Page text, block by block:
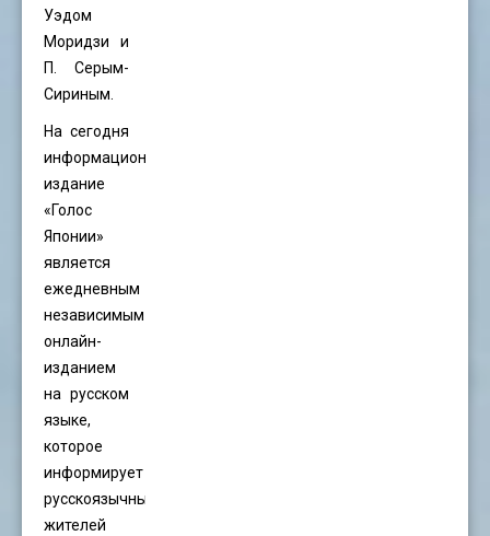
Уэдом
Моридзи и
П. Серым-
Сириным.
На сегодня
информационное
издание
«Голос
Японии»
является
ежедневным
независимым
онлайн-
изданием
на русском
языке,
которое
информирует
русскоязычных
жителей